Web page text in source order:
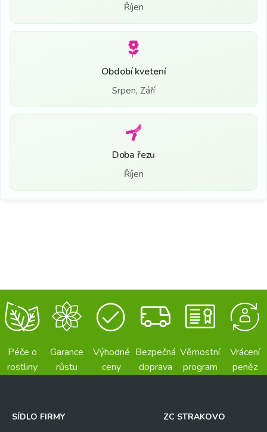
Říjen
Období kvetení
Srpen, Září
Doba řezu
Říjen
Péče o
rostliny
Garance
růstu
Výhodné
ceny
Bezpečná
doprava
Věrnostní
program
Vrácení
peněz
SÍDLO FIRMY
ZC STRAKOVO